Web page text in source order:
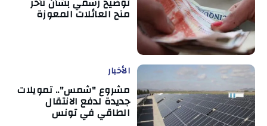
منح العائلات المعوزة
الأخبار
مشروع "شمس".. تمويلات
جديدة لدفع الانتقال
الطاقي في تونس